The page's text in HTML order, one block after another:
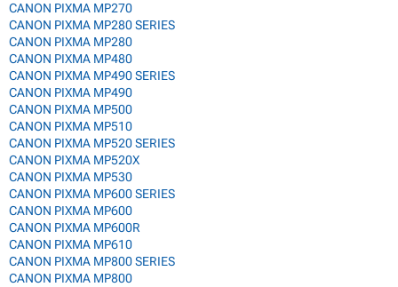
CANON PIXMA MP270
CANON PIXMA MP280 SERIES
CANON PIXMA MP280
CANON PIXMA MP480
CANON PIXMA MP490 SERIES
CANON PIXMA MP490
CANON PIXMA MP500
CANON PIXMA MP510
CANON PIXMA MP520 SERIES
CANON PIXMA MP520X
CANON PIXMA MP530
CANON PIXMA MP600 SERIES
CANON PIXMA MP600
CANON PIXMA MP600R
CANON PIXMA MP610
CANON PIXMA MP800 SERIES
CANON PIXMA MP800